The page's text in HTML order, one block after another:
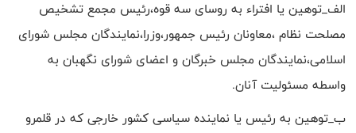
الف_توهین یا افتراء به روسای سه قوه،رئیس مجمع تشخیص
مصلحت نظام ،معاونان رئیس جمهور،وزرا،نمایندگان مجلس شورای
اسلامی،نمایندگان مجلس خبرگان و اعضای شورای نگهبان به
واسطه مسئولیت آنان.
ب_توهین به رئیس یا نماینده سیاسی کشور خارجی که در قلمرو